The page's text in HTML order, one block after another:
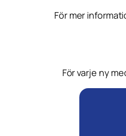
För mer
För varje ny